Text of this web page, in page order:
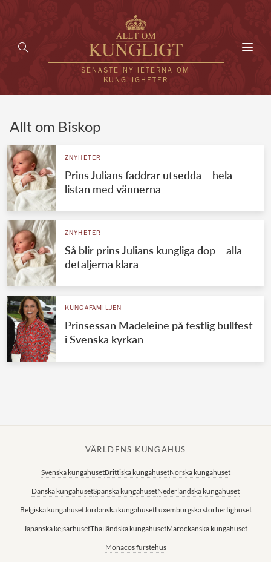
SENASTE NYHETERNA OM
KUNGLIGHETER
UTLÄNDSKT
VÄRLDENS KUNGAHUS
Svenska kungahuset
Brittiska kungahuset
Danska kungahuset
Spanska kungahuset
REDAKTION
Allt om Biskop
ZNYHETER
Prins Julians faddrar utsedda – hela
listan med vännerna
ZNYHETER
Så blir prins Julians kungliga dop – alla
detaljerna klara
KUNGAFAMILJEN
Prinsessan Madeleine på festlig bullfest
i Svenska kyrkan
VÄRLDENS KUNGAHUS
Svenska kungahusetBrittiska kungahusetNorska kungahuset
Danska kungahusetSpanska kungahusetNederländska kungahuset
Belgiska kungahusetJordanska kungahusetLuxemburgska storhertighuset
Japanska kejsarhusetThailändska kungahusetMarockanska kungahuset
Monacos furstehus